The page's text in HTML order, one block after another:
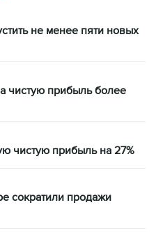
не менее пяти новых
чистую прибыль более
чистую прибыль на 27%
сократили продажи